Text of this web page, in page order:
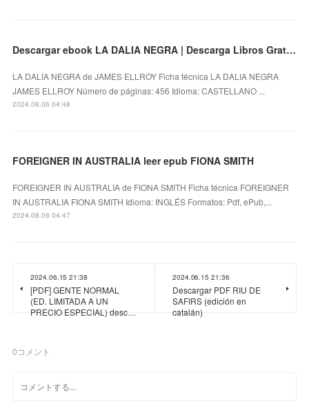
Descargar ebook LA DALIA NEGRA | Descarga Libros Gratis (PDF - EPUB)
LA DALIA NEGRA de JAMES ELLROY Ficha técnica LA DALIA NEGRA
JAMES ELLROY Número de páginas: 456 Idioma: CASTELLANO ...
2024.08.06 04:48
FOREIGNER IN AUSTRALIA leer epub FIONA SMITH
FOREIGNER IN AUSTRALIA de FIONA SMITH Ficha técnica FOREIGNER
IN AUSTRALIA FIONA SMITH Idioma: INGLÉS Formatos: Pdf, ePub,...
2024.08.06 04:47
2024.06.15 21:38
[PDF] GENTE NORMAL
(ED. LIMITADA A UN
PRECIO ESPECIAL) desc…
2024.06.15 21:36
Descargar PDF RIU DE
SAFIRS (edición en
catalán)
0コメント